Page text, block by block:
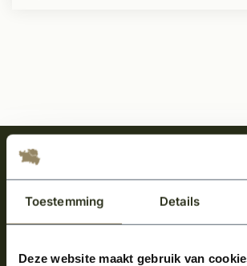
Toestemming Details
Deze website maakt gebruik van
Meld je aan en ontvang het
over onze kempische bouwstijl!
Aanmelden voor de nieuwsbrief